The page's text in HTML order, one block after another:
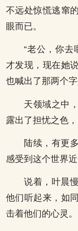
不远处惊慌逃窜
眼而已。
“老公，你去
才发现，现在她
也喊出了那两个
天领域之中
露出了担忧之色
陆续，有更
感受到这个世界
说着，叶晨
他们听起来，如
击着他们的心灵。